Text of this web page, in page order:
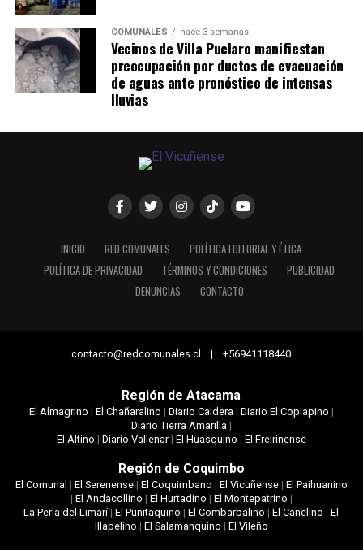
COMUNALES hace 3 semanas
Vecinos de Villa Puclaro manifiestan
preocupación por ductos de evacuación
de aguas ante pronóstico de intensas
lluvias
INICIO RED COMUNALES
POLÍTICA EDITORIAL Y ÉTICA
POLÍTICA DE PRIVACIDAD
TÉRMINOS Y CONDICIONES
PUBLICIDAD
DENUNCIAS
CONTACTO
contacto@redcomunales.cl | +56941118440
Región de Atacama
El Almagrino | El Chañaralino | Diario Caldera| Diario El Copiapino |
Diario Tierra Amarilla|
El Altino | Diario Vallenar| El Huasquino | El Freirinense
Región de Coquimbo
El Comunal | El Serenense| El Coquimbano | El Vicuñense| El Paihuanino
| El Andacollino | El Hurtadino | El Montepatrino |
La Perla del Limarí|El Punitaquino |El Combarbalino |El Canelino |El
Illapelino | El Salamanquino | El Vileño